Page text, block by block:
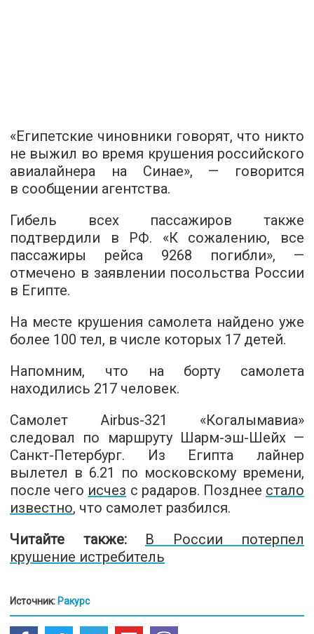
«Египетские чиновники говорят, что никто
не выжил во время крушения российского
авиалайнера на Синае», — говорится
в сообщении агентства.
Гибель всех пассажиров также
подтвердили в РФ. «К сожалению, все
пассажиры рейса 9268 погибли», —
отмечено в заявлении посольства России
в Египте.
На месте крушения самолета найдено уже
более 100 тел, в числе которых 17 детей.
Напомним, что на борту самолета
находились 217 человек.
Самолет Airbus-321 «Когалымавиа»
следовал по маршруту Шарм-эш-Шейх —
Санкт-Петербург. Из Египта лайнер
вылетел в 6.21 по московскому времени,
после чего исчез с радаров. Позднее стало
известно, что самолет разбился.
Читайте также: В России потерпел
крушение истребитель
Источник: Ракурс